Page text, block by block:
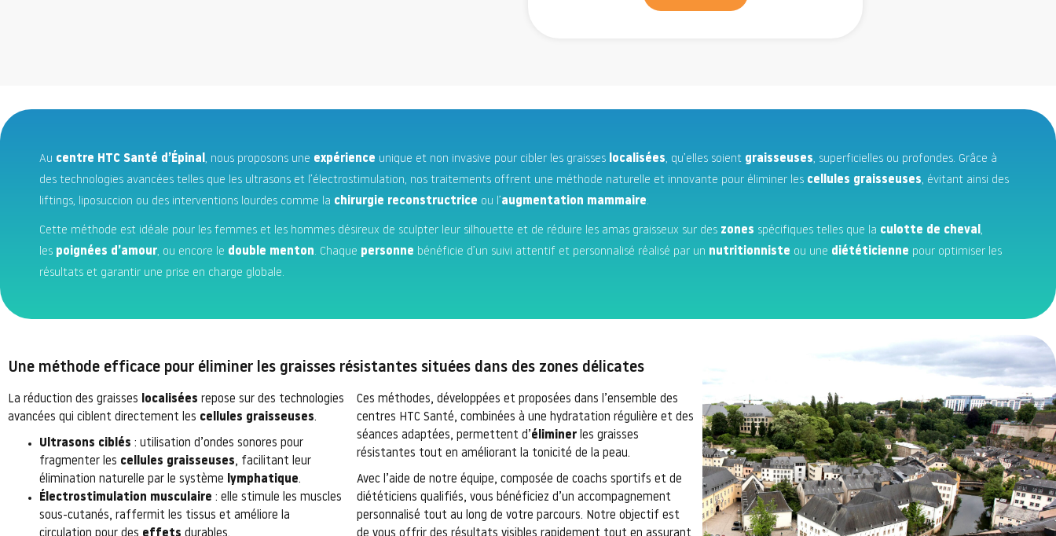
Au centre HTC Santé d’Épinal , nous proposons une expérience unique et non invasive pour cibler les graisses localisées, qu’elles soient graisseuses, superficielles ou profondes. Grâce à
des technologies avancées telles que les ultrasons et l’électrostimulation, nos traitements offrent une méthode naturelle et innovante pour éliminer les cellules graisseuses, évitant ainsi des
liftings, liposuccion ou des interventions lourdes comme la chirurgie reconstructrice ou l’augmentation mammaire.
Cette méthode est idéale pour les femmes et les hommes désireux de sculpter leur silhouette et de réduire les amas graisseux sur des zones spécifiques telles que la culotte de cheval ,
les poignées d’amour, ou encore le double menton. Chaque personne bénéficie d’un suivi attentif et personnalisé réalisé par un nutritionniste ou une diététicienne pour optimiser les
résultats et garantir une prise en charge globale.
Une méthode efficace pour éliminer les graisses résistantes situées dans des zones délicates
La réduction des graisses localisées repose sur des technologies
avancées qui ciblent directement les cellules graisseuses.
Ultrasons ciblés : utilisation d’ondes sonores pour
fragmenter les cellules graisseuses, facilitant leur
élimination naturelle par le système lymphatique.
Électrostimulation musculaire : elle stimule les muscles
sous-cutanés, raffermit les tissus et améliore la
Ces méthodes, développées et proposées dans l’ensemble des
centres HTC Santé, combinées à une hydratation régulière et des
séances adaptées, permettent d’éliminer les graisses
résistantes tout en améliorant la tonicité de la peau.
Avec l’aide de notre équipe, composée de coachs sportifs et de
diététiciens qualifiés, vous bénéficiez d’un accompagnement
personnalisé tout au long de votre parcours. Notre objectif est